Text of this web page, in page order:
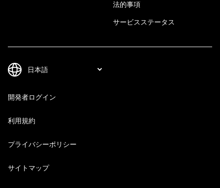
法的事項
サービスステータス
開発者ログイン
利用規約
プライバシーポリシー
サイトマップ